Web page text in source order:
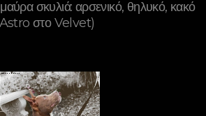
σκυλιά: αρσενικό, θηλυκό, κακό
Astro στο Velvet)